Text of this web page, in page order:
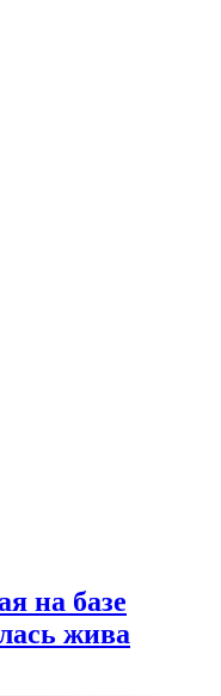
на базе
жива